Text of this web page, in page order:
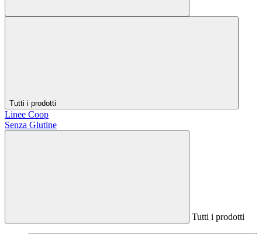
Tutti i prodotti
Linee Coop
Senza Glutine
Tutti i prodotti